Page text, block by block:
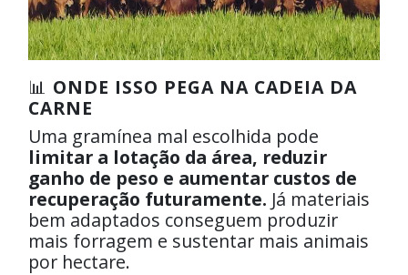
📊 ONDE ISSO PEGA NA CADEIA DA
CARNE
Uma gramínea mal escolhida pode
limitar a lotação da área, reduzir
ganho de peso e aumentar custos de
recuperação futuramente. Já materiais
bem adaptados conseguem produzir
mais forragem e sustentar mais animais
por hectare.